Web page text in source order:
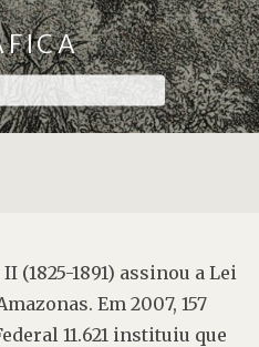
(1825-1891) assinou a Lei
Em 2007, 157
11.621 instituiu que